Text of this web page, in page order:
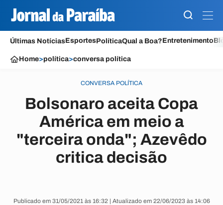
Últimas NotíciasEsportesPolíticaQual a Boa?Entretenimento
Home>política>conversa política
CONVERSA POLÍTICA
Bolsonaro aceita Copa
América em meio a
"terceira onda"; Azevêdo
critica decisão
Publicado em 31/05/2021 às 16:32 | Atualizado em 22/06/2023 às 14:06